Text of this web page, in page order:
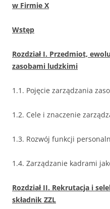
w Firmie X
Wstęp
Rozdział I. Przedmiot,
zasobami ludzkimi
1.1. Pojęcie zarządzania
1.2. Cele i znaczenie
1.3. Rozwój funkcji
1.4. Zarządzanie kadrami
Rozdział II. Rekrutacja i
składnik ZZL